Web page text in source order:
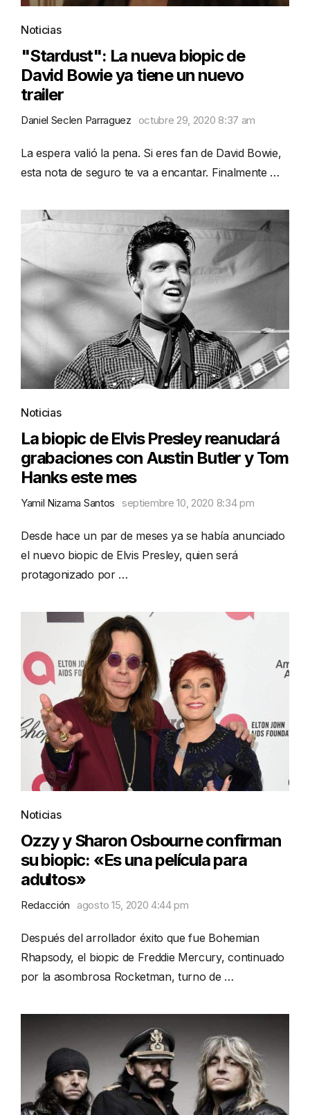
Noticias
"Stardust": La nueva biopic de
David Bowie ya tiene un nuevo
trailer
Daniel Seclen Parraguez octubre 29, 2020 8:37 am
La espera valió la pena. Si eres fan de David Bowie,
esta nota de seguro te va a encantar. Finalmente …
Noticias
La biopic de Elvis Presley reanudará
grabaciones con Austin Butler y Tom
Hanks este mes
Yamil Nizama Santos septiembre 10, 2020 8:34 pm
Desde hace un par de meses ya se había anunciado
el nuevo biopic de Elvis Presley, quien será
protagonizado por …
Noticias
Ozzy y Sharon Osbourne confirman
su biopic: «Es una película para
adultos»
Redacción agosto 15, 2020 4:44 pm
Después del arrollador éxito que fue Bohemian
Rhapsody, el biopic de Freddie Mercury, continuado
por la asombrosa Rocketman, turno de …